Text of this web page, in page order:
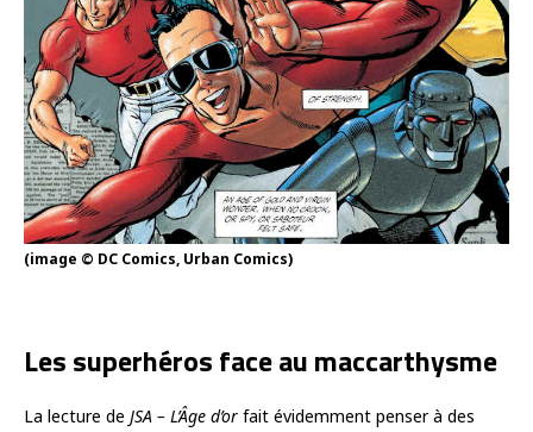
(image © DC Comics, Urban Comics)
Les superhéros face au maccarthysme
La lecture de JSA – L’Âge d’or fait évidemment penser à des